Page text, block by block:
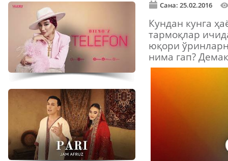
Сана: 25.02.2016
Кундан кунга
тармоқлар
юқори
нима гап?